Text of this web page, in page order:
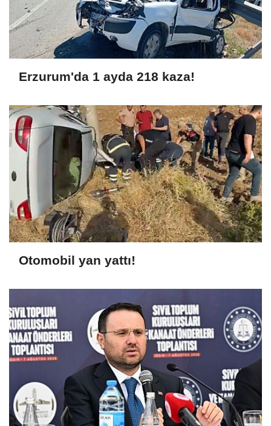
Erzurum'da 1 ayda 218 kaza!
Otomobil yan yattı!